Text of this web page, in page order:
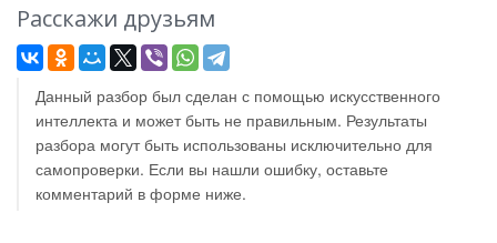
Расскажи друзьям
Данный разбор был сделан с помощью искусственного
интеллекта и может быть не правильным. Результаты
разбора могут быть использованы исключительно для
самопроверки. Если вы нашли ошибку, оставьте
комментарий в форме ниже.